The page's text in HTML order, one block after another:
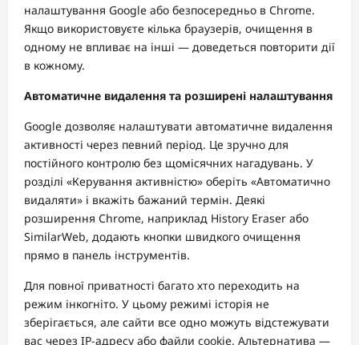
налаштування Google або безпосередньо в Chrome.
Якщо використовуєте кілька браузерів, очищення в
одному не впливає на інші — доведеться повторити дії
в кожному.
Автоматичне видалення та розширені налаштування
Google дозволяє налаштувати автоматичне видалення
активності через певний період. Це зручно для
постійного контролю без щомісячних нагадувань. У
розділі «Керування активністю» оберіть «Автоматично
видаляти» і вкажіть бажаний термін. Деякі
розширення Chrome, наприклад History Eraser або
SimilarWeb, додають кнопки швидкого очищення
прямо в панель інструментів.
Для повної приватності багато хто переходить на
режим інкогніто. У цьому режимі історія не
зберігається, але сайти все одно можуть відстежувати
вас через IP-адресу або файли cookie. Альтернатива —